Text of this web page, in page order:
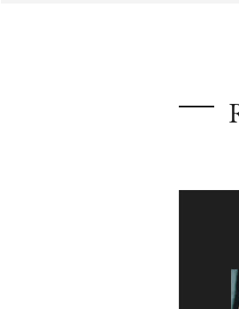
シャルに寄り添いた
何かに縛られてい